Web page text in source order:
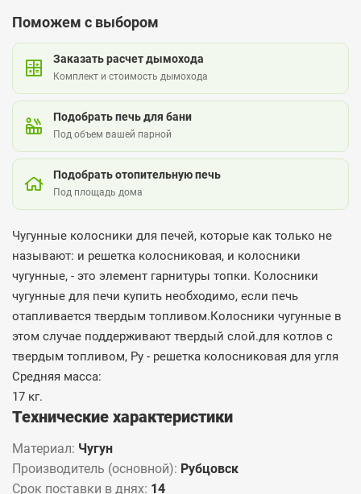
Поможем с выбором
Заказать расчет дымохода
Комплект и стоимость дымохода
Подобрать печь для бани
Под объем вашей парной
Подобрать отопительную печь
Под площадь дома
Чугунные колосники для печей, которые как только не
называют: и решетка колосниковая, и колосники
чугунные, - это элемент гарнитуры топки. Колосники
чугунные для печи купить необходимо, если печь
отапливается твердым топливом.Колосники чугунные в
этом случае поддерживают твердый слой.для котлов с
твердым топливом, Ру - решетка колосниковая для угля
Средняя масса:
17 кг.
Технические характеристики
Материал: Чугун
Производитель (основной): Рубцовск
Срок поставки в днях: 14